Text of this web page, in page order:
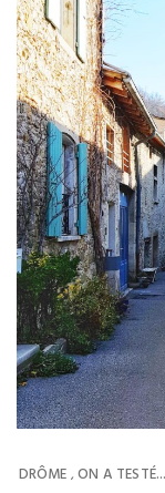
DRÔME ,ON A TESTÉ...